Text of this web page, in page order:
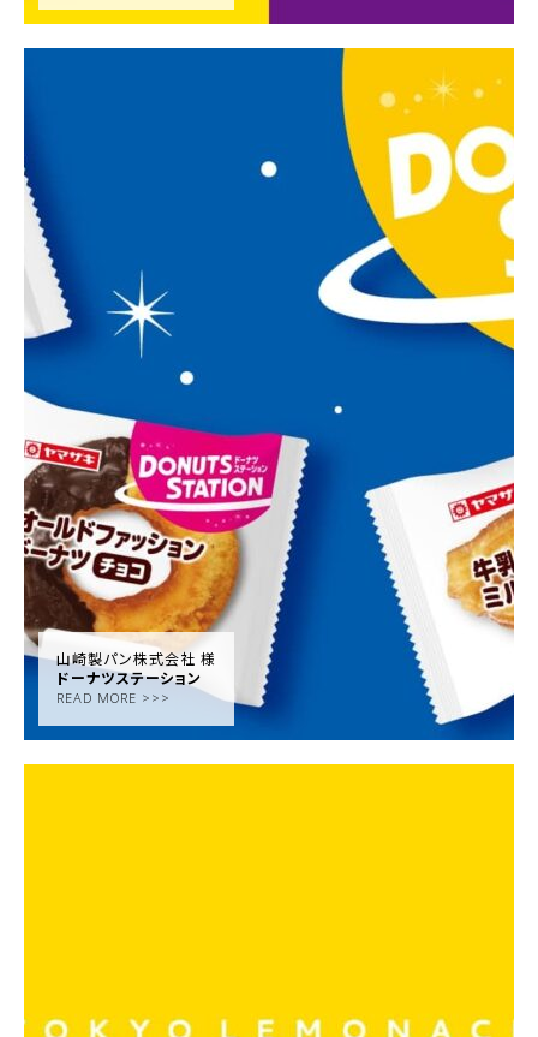
山崎製パン株式会社 様
ドーナツステーション
READ MORE >>>